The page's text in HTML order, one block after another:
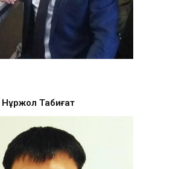
Нұржол Табиғат